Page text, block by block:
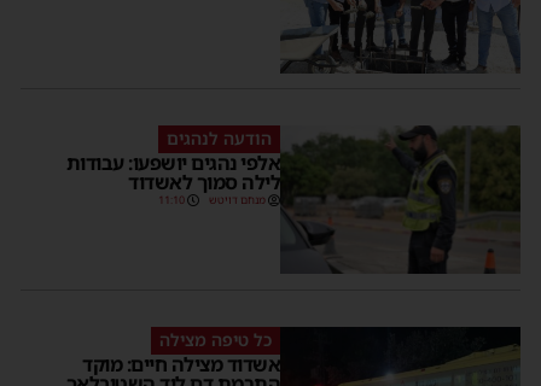
הודעה לנהגים
אלפי נהגים יושפעו: עבודות
לילה סמוך לאשדוד
מנחם דויטש 11:10
כל טיפה מצילה
אשדוד מצילה חיים: מוקד